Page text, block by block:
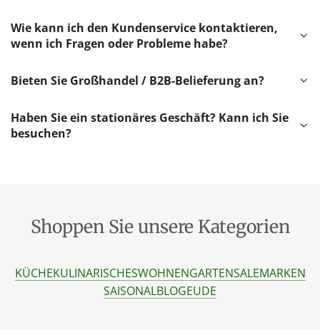
Wie kann ich den Kundenservice kontaktieren,
wenn ich Fragen oder Probleme habe?
Bieten Sie Großhandel / B2B-Belieferung an?
Haben Sie ein stationäres Geschäft? Kann ich Sie
besuchen?
Shoppen Sie unsere Kategorien
KÜCHEKULINARISCHESWOHNENGARTENSALEMARKEN
SAISONALBLOGEUDE